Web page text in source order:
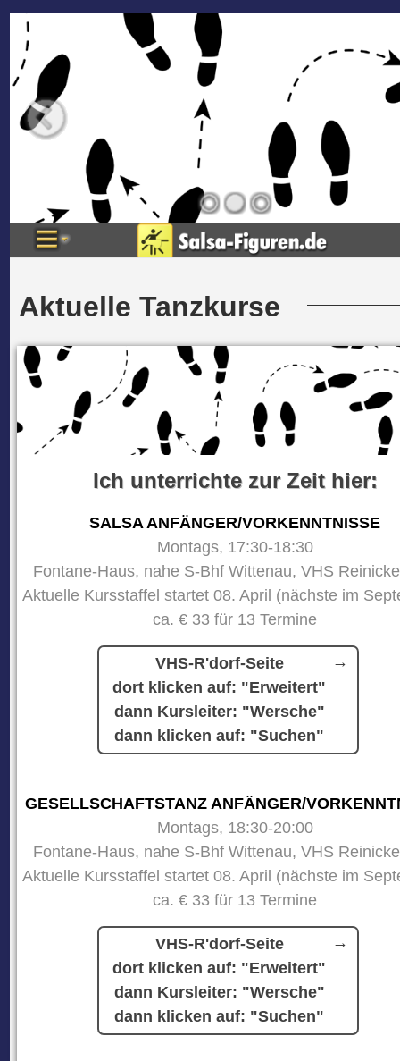
Aktuelle Tanzkurse
Ich unterrichte zur Zeit hier:
SALSA ANFÄNGER/VORKENNTNISSE
Montags, 17:30-18:30
Fontane-Haus, nahe S-Bhf Wittenau, VHS
Aktuelle Kursstaffel startet 08. April (nächste im
ca. € 33 für 13 Termine
VHS-R'dorf-Seite
dort klicken auf: "Erweitert"
dann Kursleiter: "Wersche"
dann klicken auf: "Suchen"
GESELLSCHAFTSTANZ ANFÄNGER/
Montags, 18:30-20:00
Fontane-Haus, nahe S-Bhf Wittenau, VHS
Aktuelle Kursstaffel startet 08. April (nächste im
ca. € 33 für 13 Termine
VHS-R'dorf-Seite
dort klicken auf: "Erweitert"
dann Kursleiter: "Wersche"
dann klicken auf: "Suchen"